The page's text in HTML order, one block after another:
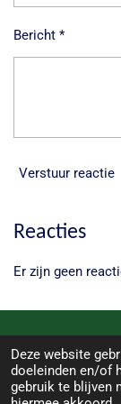
Deze website
doeleinden en/of
gebruik te blijven
Bericht *
Verstuur reactie
Reacties
Er zijn geen
© 2025 - 2026 Samen